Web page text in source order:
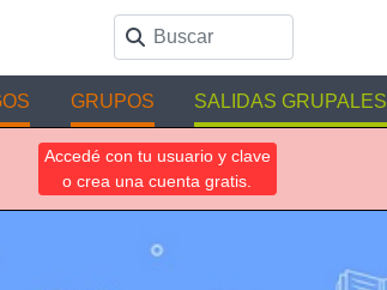
GRUPOS SALIDAS GRUPALES
Accedé con tu usuario y clave
o crea una cuenta gratis.